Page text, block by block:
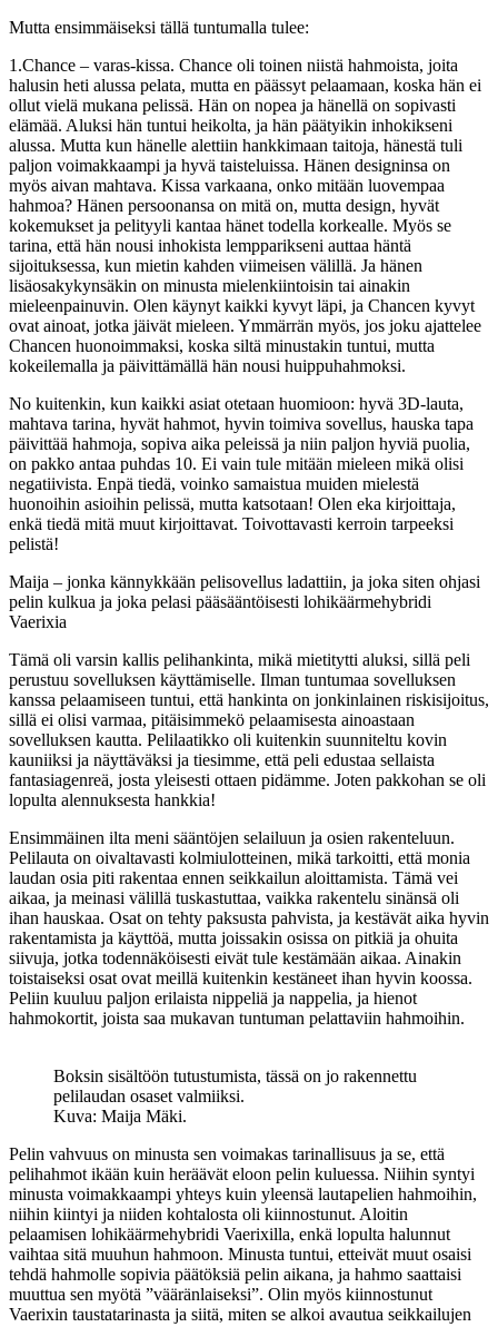
Mutta ensimmäiseksi tällä tuntumalla tulee:
1.Chance – varas-kissa. Chance oli toinen niistä hahmoista, joita
halusin heti alussa pelata, mutta en päässyt pelaamaan, koska hän ei
ollut vielä mukana pelissä. Hän on nopea ja hänellä on sopivasti
elämää. Aluksi hän tuntui heikolta, ja hän päätyikin inhokikseni
alussa. Mutta kun hänelle alettiin hankkimaan taitoja, hänestä tuli
paljon voimakkaampi ja hyvä taisteluissa. Hänen designinsa on
myös aivan mahtava. Kissa varkaana, onko mitään luovempaa
hahmoa? Hänen persoonansa on mitä on, mutta design, hyvät
kokemukset ja pelityyli kantaa hänet todella korkealle. Myös se
tarina, että hän nousi inhokista lempparikseni auttaa häntä
sijoituksessa, kun mietin kahden viimeisen välillä. Ja hänen
lisäosakykynsäkin on minusta mielenkiintoisin tai ainakin
mieleenpainuvin. Olen käynyt kaikki kyvyt läpi, ja Chancen kyvyt
ovat ainoat, jotka jäivät mieleen. Ymmärrän myös, jos joku ajattelee
Chancen huonoimmaksi, koska siltä minustakin tuntui, mutta
kokeilemalla ja päivittämällä hän nousi huippuhahmoksi.
No kuitenkin, kun kaikki asiat otetaan huomioon: hyvä 3D-lauta,
mahtava tarina, hyvät hahmot, hyvin toimiva sovellus, hauska tapa
päivittää hahmoja, sopiva aika peleissä ja niin paljon hyviä puolia,
on pakko antaa puhdas 10. Ei vain tule mitään mieleen mikä olisi
negatiivista. Enpä tiedä, voinko samaistua muiden mielestä
huonoihin asioihin pelissä, mutta katsotaan! Olen eka kirjoittaja,
enkä tiedä mitä muut kirjoittavat. Toivottavasti kerroin tarpeeksi
pelistä!
Maija – jonka kännykkään pelisovellus ladattiin, ja joka siten ohjasi
pelin kulkua ja joka pelasi pääsääntöisesti lohikäärmehybridi
Vaerixia
Tämä oli varsin kallis pelihankinta, mikä mietitytti aluksi, sillä peli
perustuu sovelluksen käyttämiselle. Ilman tuntumaa sovelluksen
kanssa pelaamiseen tuntui, että hankinta on jonkinlainen riskisijoitus,
sillä ei olisi varmaa, pitäisimmekö pelaamisesta ainoastaan
sovelluksen kautta. Pelilaatikko oli kuitenkin suunniteltu kovin
kauniiksi ja näyttäväksi ja tiesimme, että peli edustaa sellaista
fantasiagenreä, josta yleisesti ottaen pidämme. Joten pakkohan se oli
lopulta alennuksesta hankkia!
Ensimmäinen ilta meni sääntöjen selailuun ja osien rakenteluun.
Pelilauta on oivaltavasti kolmiulotteinen, mikä tarkoitti, että monia
laudan osia piti rakentaa ennen seikkailun aloittamista. Tämä vei
aikaa, ja meinasi välillä tuskastuttaa, vaikka rakentelu sinänsä oli
ihan hauskaa. Osat on tehty paksusta pahvista, ja kestävät aika hyvin
rakentamista ja käyttöä, mutta joissakin osissa on pitkiä ja ohuita
siivuja, jotka todennäköisesti eivät tule kestämään aikaa. Ainakin
toistaiseksi osat ovat meillä kuitenkin kestäneet ihan hyvin koossa.
Peliin kuuluu paljon erilaista nippeliä ja nappelia, ja hienot
hahmokortit, joista saa mukavan tuntuman pelattaviin hahmoihin.
Boksin sisältöön tutustumista, tässä on jo rakennettu
pelilaudan osaset valmiiksi.
Kuva: Maija Mäki.
Pelin vahvuus on minusta sen voimakas tarinallisuus ja se, että
pelihahmot ikään kuin heräävät eloon pelin kuluessa. Niihin syntyi
minusta voimakkaampi yhteys kuin yleensä lautapelien hahmoihin,
niihin kiintyi ja niiden kohtalosta oli kiinnostunut. Aloitin
pelaamisen lohikäärmehybridi Vaerixilla, enkä lopulta halunnut
vaihtaa sitä muuhun hahmoon. Minusta tuntui, etteivät muut osaisi
tehdä hahmolle sopivia päätöksiä pelin aikana, ja hahmo saattaisi
muuttua sen myötä ”vääränlaiseksi”. Olin myös kiinnostunut
Vaerixin taustatarinasta ja siitä, miten se alkoi avautua seikkailujen